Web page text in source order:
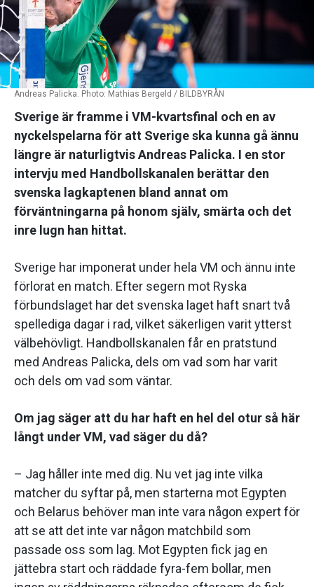
Andreas Palicka. Photo: Mathias Bergeld / BILDBYRÅN
Sverige är framme i VM-kvartsfinal och en av
nyckelspelarna för att Sverige ska kunna gå ännu
längre är naturligtvis Andreas Palicka. I en stor
intervju med Handbollskanalen berättar den
svenska lagkaptenen bland annat om
förväntningarna på honom själv, smärta och det
inre lugn han hittat.
Sverige har imponerat under hela VM och ännu inte
förlorat en match. Efter segern mot Ryska
förbundslaget har det svenska laget haft snart två
spellediga dagar i rad, vilket säkerligen varit ytterst
välbehövligt. Handbollskanalen får en pratstund
med Andreas Palicka, dels om vad som har varit
och dels om vad som väntar.
Om jag säger att du har haft en hel del otur så här
långt under VM, vad säger du då?
– Jag håller inte med dig. Nu vet jag inte vilka
matcher du syftar på, men starterna mot Egypten
och Belarus behöver man inte vara någon expert för
att se att det inte var någon matchbild som
passade oss som lag. Mot Egypten fick jag en
jättebra start och räddade fyra-fem bollar, men